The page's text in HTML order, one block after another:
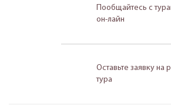
Пообщайтесь с
он-лайн
Оставьте заявку на
тура